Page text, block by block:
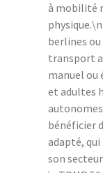
à mobilité
berlines
transport
manuel ou
et adultes
bénéficier
adapté,
son